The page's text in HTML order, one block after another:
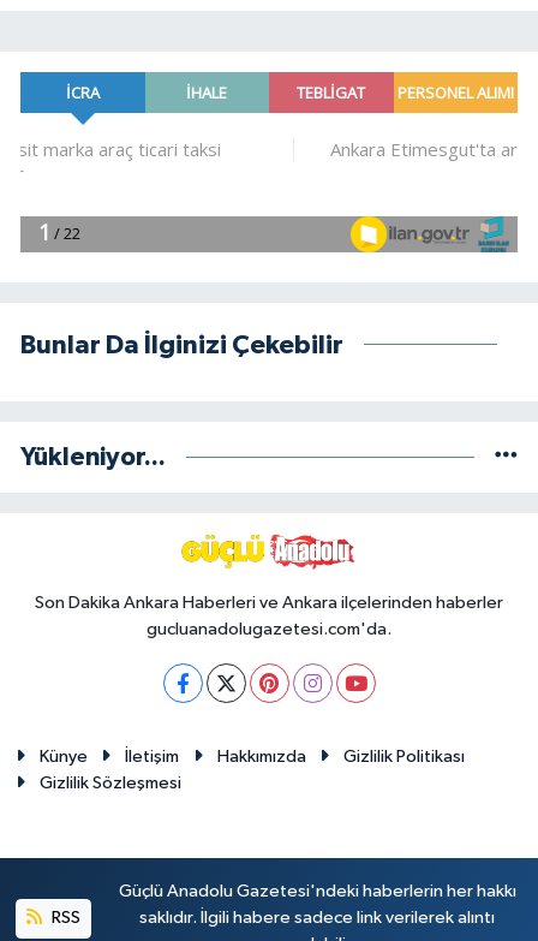
Bunlar Da İlginizi Çekebilir
Yükleniyor...
Son Dakika Ankara Haberleri ve Ankara ilçelerinden haberler
gucluanadolugazetesi.com'da.
Künye İletişim Hakkımızda
Gizlilik Politikası
Gizlilik Sözleşmesi
RSS
Güçlü Anadolu Gazetesi'ndeki haberlerin her hakkı
saklıdır. İlgili habere sadece link verilerek alıntı